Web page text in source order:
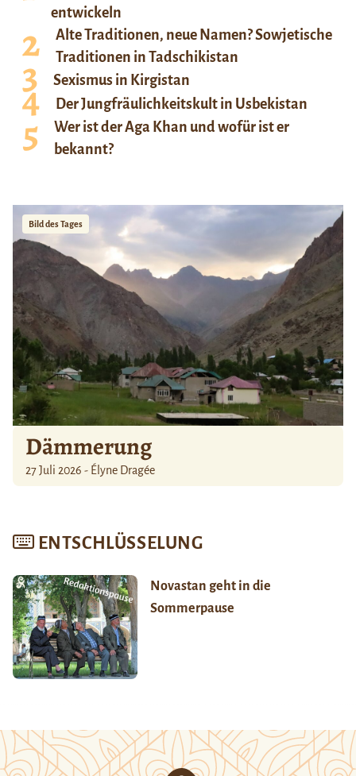
entwickeln
Alte Traditionen, neue Namen? Sowjetische
Traditionen in Tadschikistan
Sexismus in Kirgistan
Der Jungfräulichkeitskult in Usbekistan
Wer ist der Aga Khan und wofür ist er
bekannt?
Bild des Tages
Dämmerung
27 Juli 2026 - Élyne Dragée
ENTSCHLÜSSELUNG
Novastan geht in die
Sommerpause